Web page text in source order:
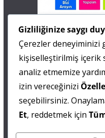
0 505 677 40 87
Fatma MARMARA
0 538 844 90 90
Mesut IŞIKAY
Gizliliğinize saygı
Çerezler deneyiminizi
kişiselleştirilmiş içerik
analiz etmemize
izin vereceğinizi
seçebilirsiniz.
Et, reddetmek için